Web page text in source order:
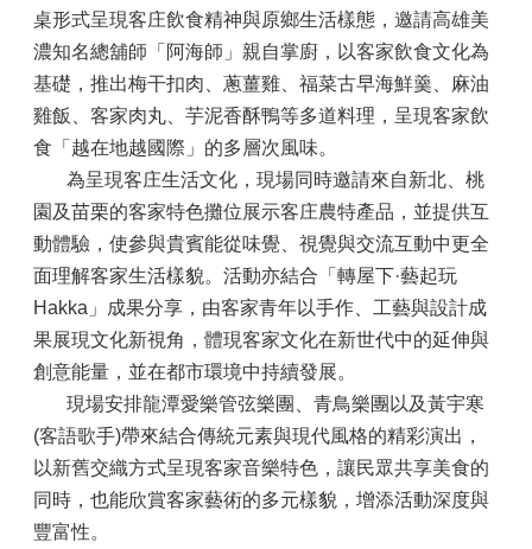
桌形式呈現客庄飲食精神與原鄉生活樣態，邀請高雄美
濃知名總舖師「阿海師」親自掌廚，以客家飲食文化為
基礎，推出梅干扣肉、蔥薑雞、福菜古早海鮮羹、麻油
雞飯、客家肉丸、芋泥香酥鴨等多道料理，呈現客家飲
食「越在地越國際」的多層次風味。
為呈現客庄生活文化，現場同時邀請來自新北、桃
園及苗栗的客家特色攤位展示客庄農特產品，並提供互
動體驗，使參與貴賓能從味覺、視覺與交流互動中更全
面理解客家生活樣貌。活動亦結合「轉屋下·藝起玩
Hakka」成果分享，由客家青年以手作、工藝與設計成
果展現文化新視角，體現客家文化在新世代中的延伸與
創意能量，並在都市環境中持續發展。
現場安排龍潭愛樂管弦樂團、青鳥樂團以及黃宇寒
(客語歌手)帶來結合傳統元素與現代風格的精彩演出，
以新舊交織方式呈現客家音樂特色，讓民眾共享美食的
同時，也能欣賞客家藝術的多元樣貌，增添活動深度與
豐富性。